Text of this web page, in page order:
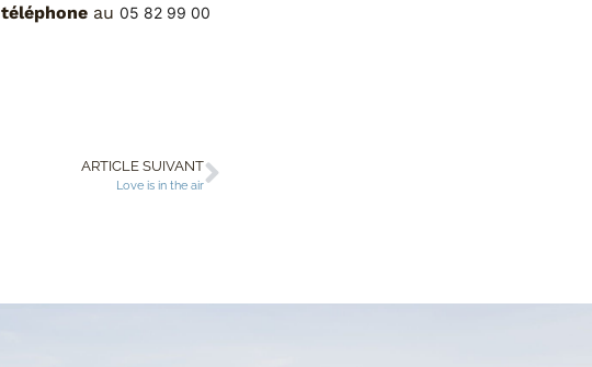
téléphoneau 05 82 99 00
ARTICLE SUIVANT
Love is in the air